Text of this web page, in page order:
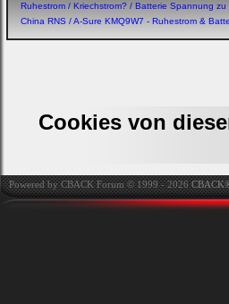
Ruhestrom / Kriechstrom? / Batterie Spannung zu
China RNS / A-Sure KMQ9W7 - Ruhestrom &
Cookies von
Powered by CBACK Forum © 1999 - 2026